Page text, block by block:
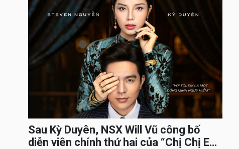
Sau Kỳ Duyên, NSX Will Vũ công bố
diễn viên chính thứ hai của “Chị Chị Em